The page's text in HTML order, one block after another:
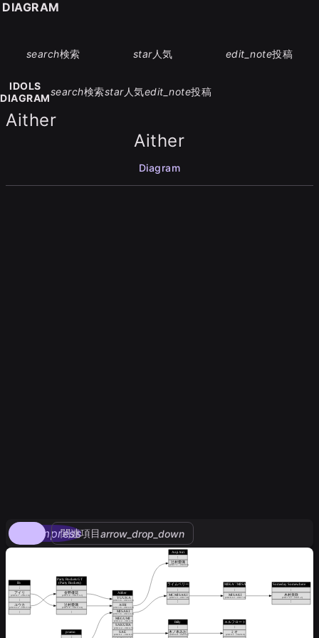
search検索 star人気 edit_note投稿
IDOLS
DIAGRAM
search検索star人気edit_note投稿
Aither
Aither
Diagram
compress
関連項目arrow_drop_down